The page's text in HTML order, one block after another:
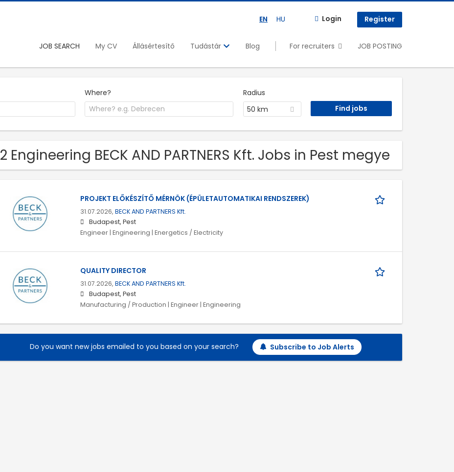
EN HU Login Register
JOB SEARCH My CV Állásértesítő Tudástár Blog For recruiters JOB POSTING
Where?
Radius
50 km
2 Engineering BECK AND PARTNERS Kft. Jobs in Pest megye
PROJEKT ELŐKÉSZÍTŐ MÉRNÖK (ÉPÜLETAUTOMATIKAI RENDSZEREK)
31.07.2026, BECK AND PARTNERS Kft.
Budapest, Pest
Engineer | Engineering | Energetics / Electricity
QUALITY DIRECTOR
31.07.2026, BECK AND PARTNERS Kft.
Budapest, Pest
Manufacturing / Production | Engineer | Engineering
Do you want new jobs emailed to you based on your search? Subscribe to Job Alerts